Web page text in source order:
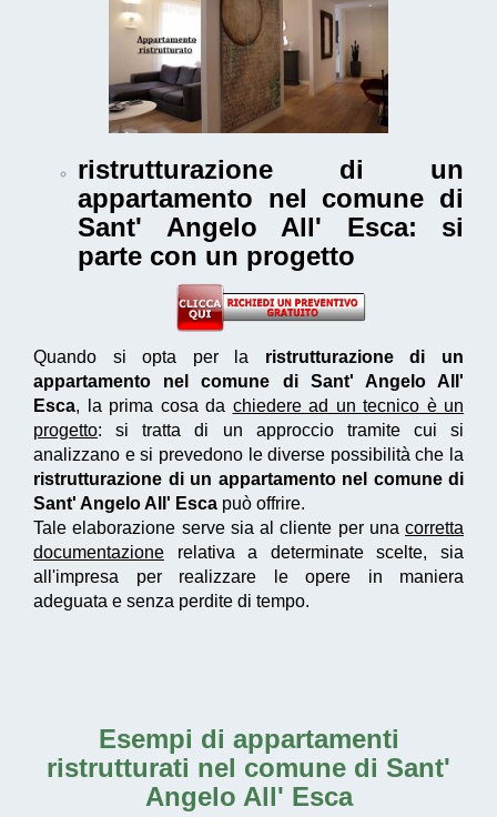
ristrutturazione di un
appartamento nel comune di
Sant' Angelo All' Esca: si
parte con un progetto
Quando si opta per la ristrutturazione di un
appartamento nel comune di Sant' Angelo All'
Esca, la prima cosa da chiedere ad un tecnico è un
progetto: si tratta di un approccio tramite cui si
analizzano e si prevedono le diverse possibilità che la
ristrutturazione di un appartamento nel comune di
Sant' Angelo All' Esca può offrire.
Tale elaborazione serve sia al cliente per una corretta
documentazione relativa a determinate scelte, sia
all'impresa per realizzare le opere in maniera
adeguata e senza perdite di tempo.
Esempi di appartamenti
ristrutturati nel comune di Sant'
Angelo All' Esca